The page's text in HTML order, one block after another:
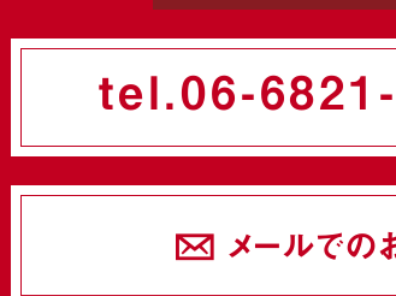
tel.06-
メールでの